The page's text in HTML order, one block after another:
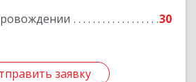
30
заявку
Подробнее
заявку